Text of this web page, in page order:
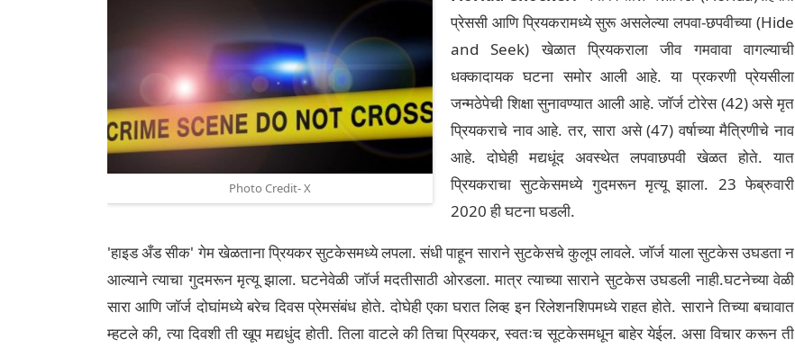
Photo Credit- X
प्रेससी आणि प्रियकरामध्ये सुरू असलेल्या लपवा-छपवीच्या (Hide
and Seek) खेळात प्रियकराला जीव गमवावा वागल्याची
धक्कादायक घटना समोर आली आहे. या प्रकरणी प्रेयसीला
जन्मठेपेची शिक्षा सुनावण्यात आली आहे. जॉर्ज टोरेस (42) असे मृत
प्रियकराचे नाव आहे. तर, सारा असे (47) वर्षाच्या मैत्रिणीचे नाव
आहे. दोघेही मद्यधूंद अवस्थेत लपवाछपवी खेळत होते. यात
प्रियकराचा सुटकेसमध्ये गुदमरून मृत्यू झाला. 23 फेब्रुवारी
2020 ही घटना घडली.
'हाइड अँड सीक' गेम खेळताना प्रियकर सुटकेसमध्ये लपला. संधी पाहून साराने सुटकेसचे कुलूप लावले. जॉर्ज याला सुटकेस उघडता न
आल्याने त्याचा गुदमरून मृत्यू झाला. घटनेवेळी जॉर्ज मदतीसाठी ओरडला. मात्र त्याच्या साराने सुटकेस उघडली नाही.घटनेच्या वेळी
सारा आणि जॉर्ज दोघांमध्ये बरेच दिवस प्रेमसंबंध होते. दोघेही एका घरात लिव्ह इन रिलेशनशिपमध्ये राहत होते. साराने तिच्या बचावात
म्हटले की, त्या दिवशी ती खूप मद्यधुंद होती. तिला वाटले की तिचा प्रियकर, स्वतःच सूटकेसमधून बाहेर येईल. असा विचार करून ती